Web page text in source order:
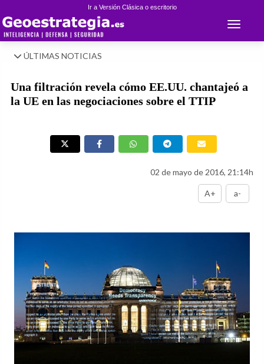
Ir a Versión Clásica o escritorio
Toggle
ÚLTIMAS NOTICIAS
Una filtración revela cómo EE.UU. chantajeó a
la UE en las negociaciones sobre el TTIP
02 de mayo de 2016, 21:14h
A+ a-